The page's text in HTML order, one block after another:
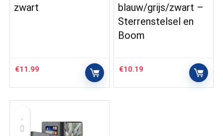
zwart
€11.99
blauw/grijs/zwart –
Sterrenstelsel en
Boom
€10.19